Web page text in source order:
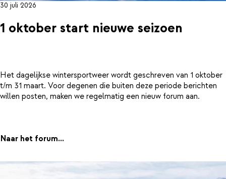
30 juli 2026
1 oktober start nieuwe seizoen
Het dagelijkse wintersportweer wordt geschreven van 1 oktober
t/m 31 maart. Voor degenen die buiten deze periode berichten
willen posten, maken we regelmatig een nieuw forum aan.
Naar het forum...